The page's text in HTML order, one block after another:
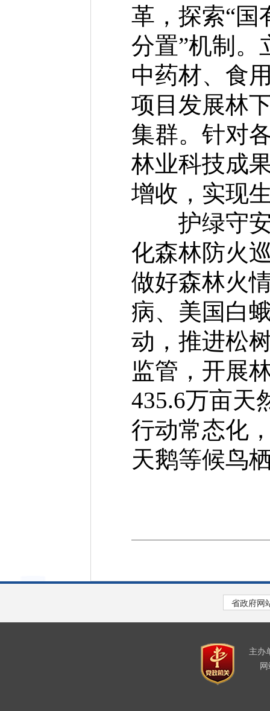
革，探索“国
分置”机制。
中药材、食
项目发展林
集群。针对
林业科技成
增收，实现
护绿守安
化森林防火
做好森林火
病、美国白
动，推进松
监管，开展
435.6万亩天
行动常态化
天鹅等候鸟
主办